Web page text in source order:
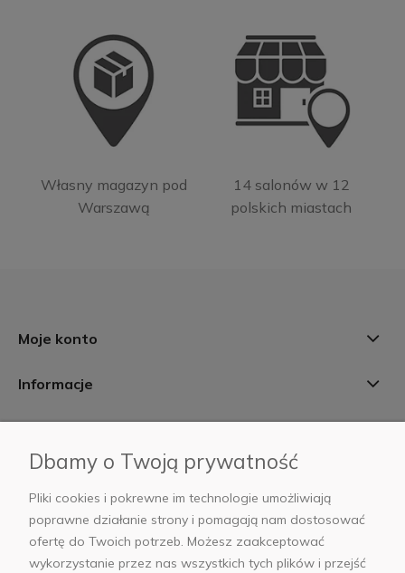
Własny magazyn pod
Warszawą
14 salonów w 12
polskich miastach
Moje konto
Informacje
AB Foto
Dbamy o Twoją prywatność
Pliki cookies i pokrewne im technologie umożliwiają
poprawne działanie strony i pomagają nam dostosować
ofertę do Twoich potrzeb. Możesz zaakceptować
wykorzystanie przez nas wszystkich tych plików i przejść